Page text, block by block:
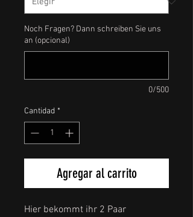
Noch Fragen? Dann schreiben Sie uns
an (opcional)
0/500
Cantidad *
Agregar al carrito
Hier bekommt ihr 2 Paar